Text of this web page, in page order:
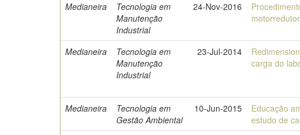
Medianeira
Tecnologia em
Manutenção
Industrial
24-Nov-2016
Medianeira
Tecnologia em
Manutenção
Industrial
23-Jul-2014
carga do
Medianeira
Tecnologia em
Gestão Ambiental
10-Jun-2015
Educação
estudo de